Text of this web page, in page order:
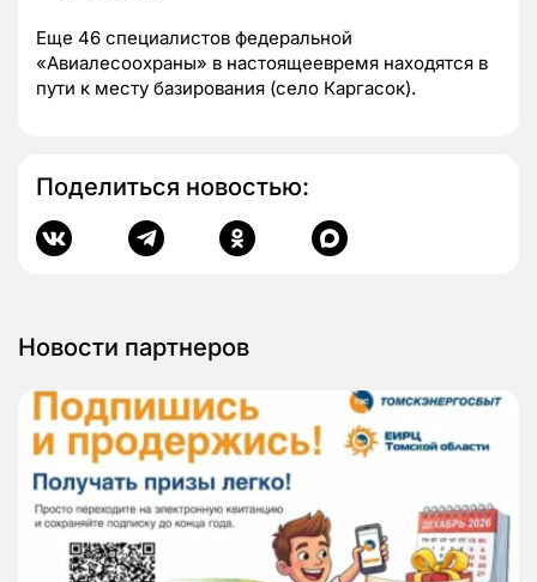
Еще 46 специалистов федеральной
«Авиалесоохраны» в настоящеевремя находятся в
пути к месту базирования (село Каргасок).
Поделиться новостью:
Новости партнеров